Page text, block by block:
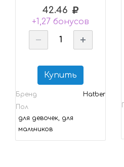
42.46
+1,27 бонусов
Купить
Бренд
Hatber
Пол
для девочек, для
мальчиков